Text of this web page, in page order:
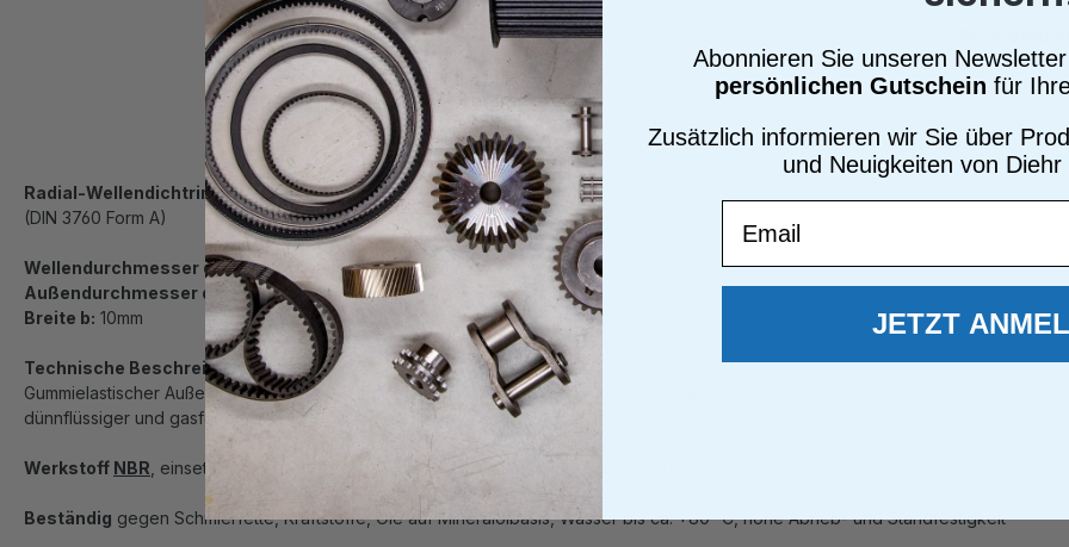
Zum
Radial-Wellendichtring Bauform DA
(DIN 3760 Form A)
Wellendurchmesser d1:52mm
Außendurchmesser d2:
80mm
Breite b: 10mm
Technische Beschreibung
Gummielastischer Außenmantel; größere Oberflächenrauigkeit und Wärmedehnung der Gehäusebohrung können überbrückt
dünnflüssiger und gasförmiger Medien geeignet
Werkstoff NBR , einsetzbar von ca. -30 °C bis ca. +100 °C, Wasser nur bis ca. +80 °C
Beständig gegen Schmierfette, Kraftstoffe, Öle auf Mineralölbasis, Wasser bis ca. +80 °C, hohe Abrieb- und Standfestigkeit
Abonnieren Sie unseren
persönlichen Gutschein für
Zusätzlich informieren wir Sie über
und Neuigkeiten von
JETZT